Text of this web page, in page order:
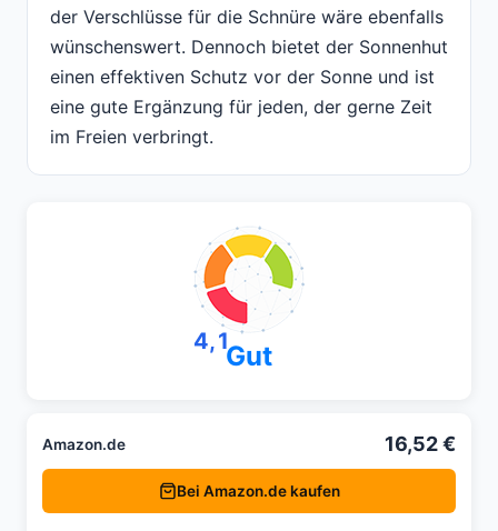
der Verschlüsse für die Schnüre wäre ebenfalls
wünschenswert. Dennoch bietet der Sonnenhut
einen effektiven Schutz vor der Sonne und ist
eine gute Ergänzung für jeden, der gerne Zeit
im Freien verbringt.
4,1Gut
Amazon.de 16,52 €
Bei Amazon.de kaufen